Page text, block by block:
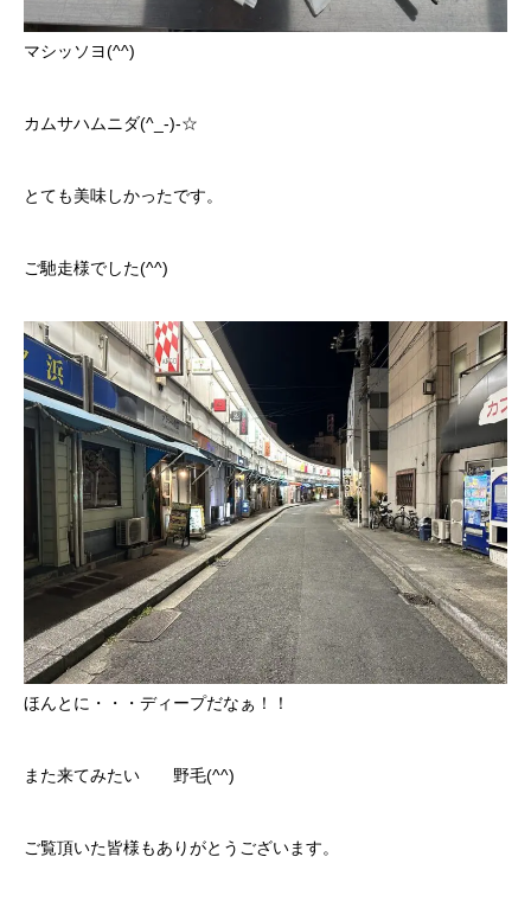
マシッソヨ(^^)
カムサハムニダ(^_-)-☆
とても美味しかったです。
ご馳走様でした(^^)
ほんとに・・・ディープだなぁ！！
また来てみたい 野毛(^^)
ご覧頂いた皆様もありがとうございます。